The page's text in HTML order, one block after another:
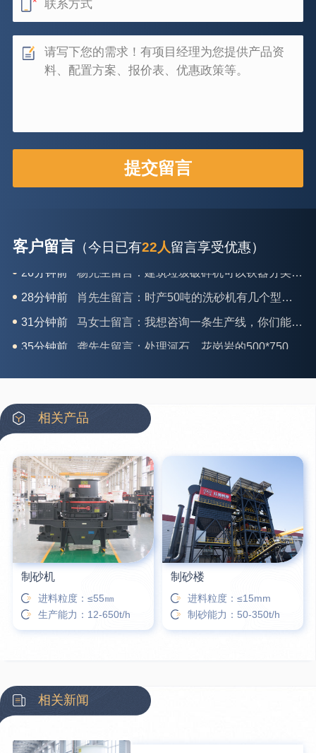
客户留言 （今日已有22人留言享受优惠）
3分钟前 王先生留言：水泥厂熟料能破碎吗？推荐用什么机器？
6分钟前 姚女士留言：这款破碎机一小时产能多大？是用电的还是燃油的？
12分钟前 宋先生留言：50吨左右的制砂机大概什么价位？
16分钟前 柳先生留言：洗石英砂全套设备有哪些？
26分钟前 杨先生留言：建筑垃圾破碎机可以铁器分类吗？
相关产品
制砂机
进料粒度：≤55㎜
生产能力：12-650t/h
制砂楼
进料粒度：≤15mm
制砂能力：50-350t/h
相关新闻